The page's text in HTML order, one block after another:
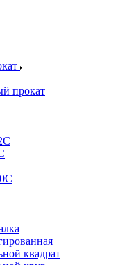
прокат
квадрат